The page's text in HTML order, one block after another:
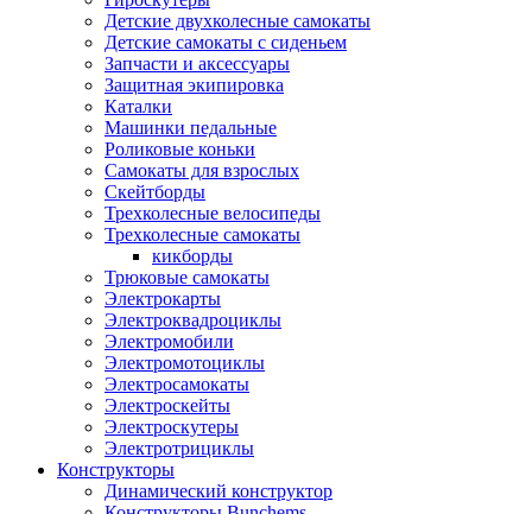
Детские двухколесные самокаты
Детские самокаты с сиденьем
Запчасти и аксессуары
Защитная экипировка
Каталки
Машинки педальные
Роликовые коньки
Самокаты для взрослых
Скейтборды
Трехколесные велосипеды
Трехколесные самокаты
кикборды
Трюковые самокаты
Электрокарты
Электроквадроциклы
Электромобили
Электромотоциклы
Электросамокаты
Электроскейты
Электроскутеры
Электротрициклы
Конструкторы
Динамический конструктор